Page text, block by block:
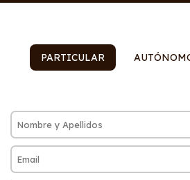
PARTICULAR